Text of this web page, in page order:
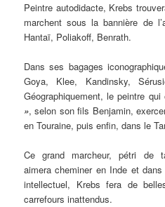
Peintre autodidacte, Krebs
marchent sous la bannière de
Hantaï, Poliakoff, Benrath.
Dans ses bagages
Goya, Klee, Kandinsky,
Géographiquement, le peintre
», ​selon son fils Benjamin,
en Touraine, puis enfin, dans le
Ce grand marcheur, pétri de
aimera cheminer en Inde et
intellectuel, Krebs fera de
carrefours inattendus.